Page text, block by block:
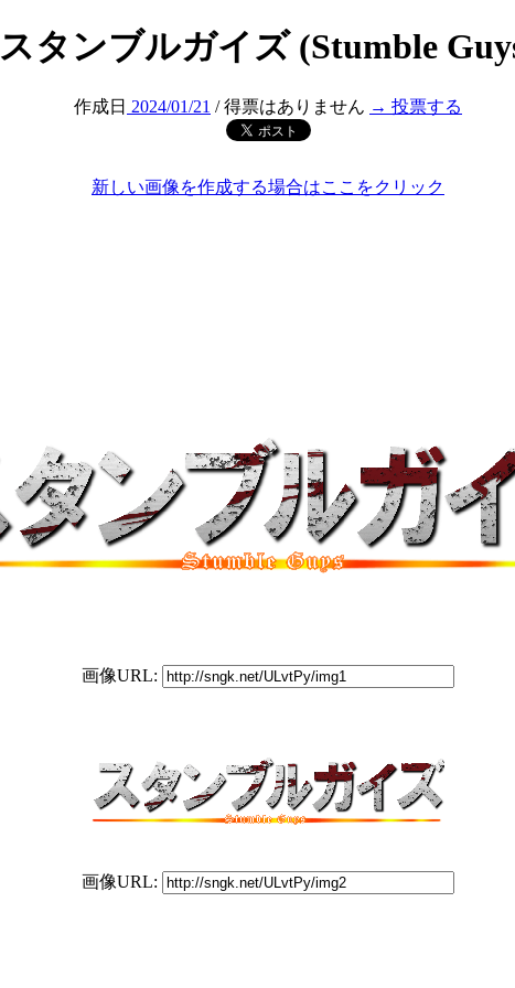
スタンブルガイズ (Stumble
作成日 2024/01/21 / 得票はありません → 投票する
新しい画像を作成する場合はここをクリック
画像URL:
画像URL: